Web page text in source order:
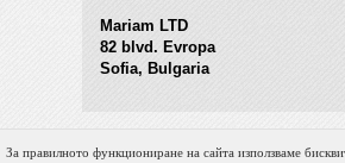
Mariam LTD
82 blvd. Evropa
Sofia, Bulgaria
© 2012 Zimber Tools. All Rights
За правилното функциониране на сайта използваме